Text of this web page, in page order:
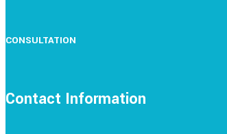
CONSULTATION
Contact Information